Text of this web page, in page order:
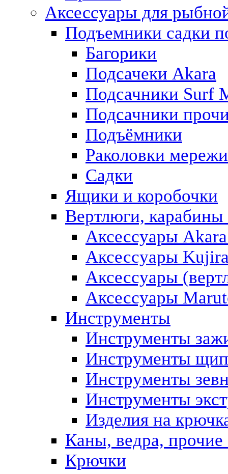
Аксессуары для
Подъемники садки
Багорики
Подсачеки Akara
Подсачники Surf
Подсачники
Подъёмники
Раколовки мережи
Садки
Ящики и коробочки
Вертлюги, карабины
Аксессуары
Аксессуары
Аксессуары
Аксессуары
Инструменты
Инструменты
Инструменты
Инструменты
Инструменты
Изделия на
Каны, ведра, прочие
Крючки